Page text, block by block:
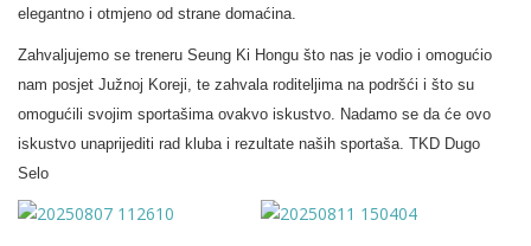
elegantno i otmjeno od strane domaćina.
Zahvaljujemo se treneru Seung Ki Hongu što nas je vodio i omogućio
nam posjet Južnoj Koreji, te zahvala roditeljima na podršći i što su
omogućili svojim sportašima ovakvo iskustvo. Nadamo se da će ovo
iskustvo unaprijediti rad kluba i rezultate naših sportaša. TKD Dugo
Selo